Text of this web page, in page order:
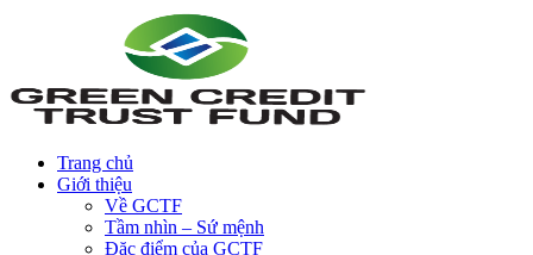
Trang chủ
Giới thiệu
Về GCTF
Tầm nhìn – Sứ mệnh
Đặc điểm của GCTF